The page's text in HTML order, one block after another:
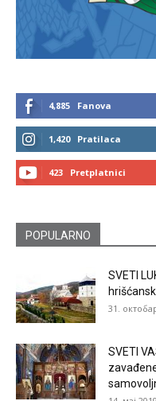
4,885 Fanova
1,420 Pratilaca
423 Pretplatnici
POPULARNO
SVETI
31.
SVETI